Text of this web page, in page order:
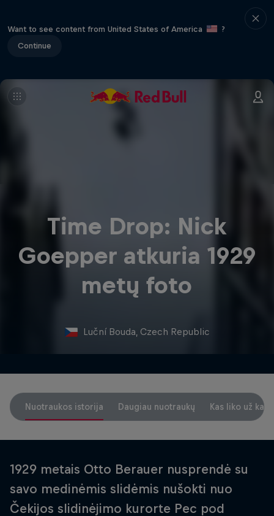
Want to see content from United States of America
?
Continue
Time Drop: Nick
Goepper atkuria 1929
metų foto
Luční Bouda, Czech Republic
Nuotraukos istorija Daugiau nuotraukų Kas liko už
1929 metais Otto Berauer nusprendė su
savo medinėmis slidėmis nušokti nuo
Čekijos slidinėjimo kurorte Pec pod